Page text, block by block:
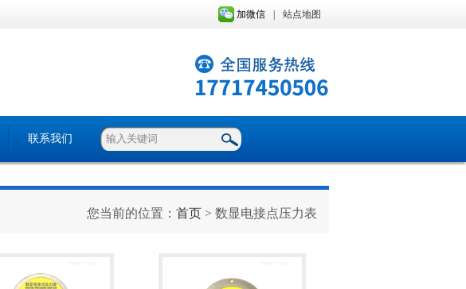
加微信 站点地图
联系我们
您当前的位置： 首页 > 数显电接点压力表